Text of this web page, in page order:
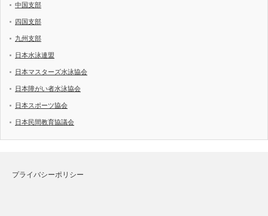
中国支部
四国支部
九州支部
日本水泳連盟
日本マスターズ水泳協会
日本障がい者水泳協会
日本スポーツ協会
日本民間教育協議会
プライバシーポリシー